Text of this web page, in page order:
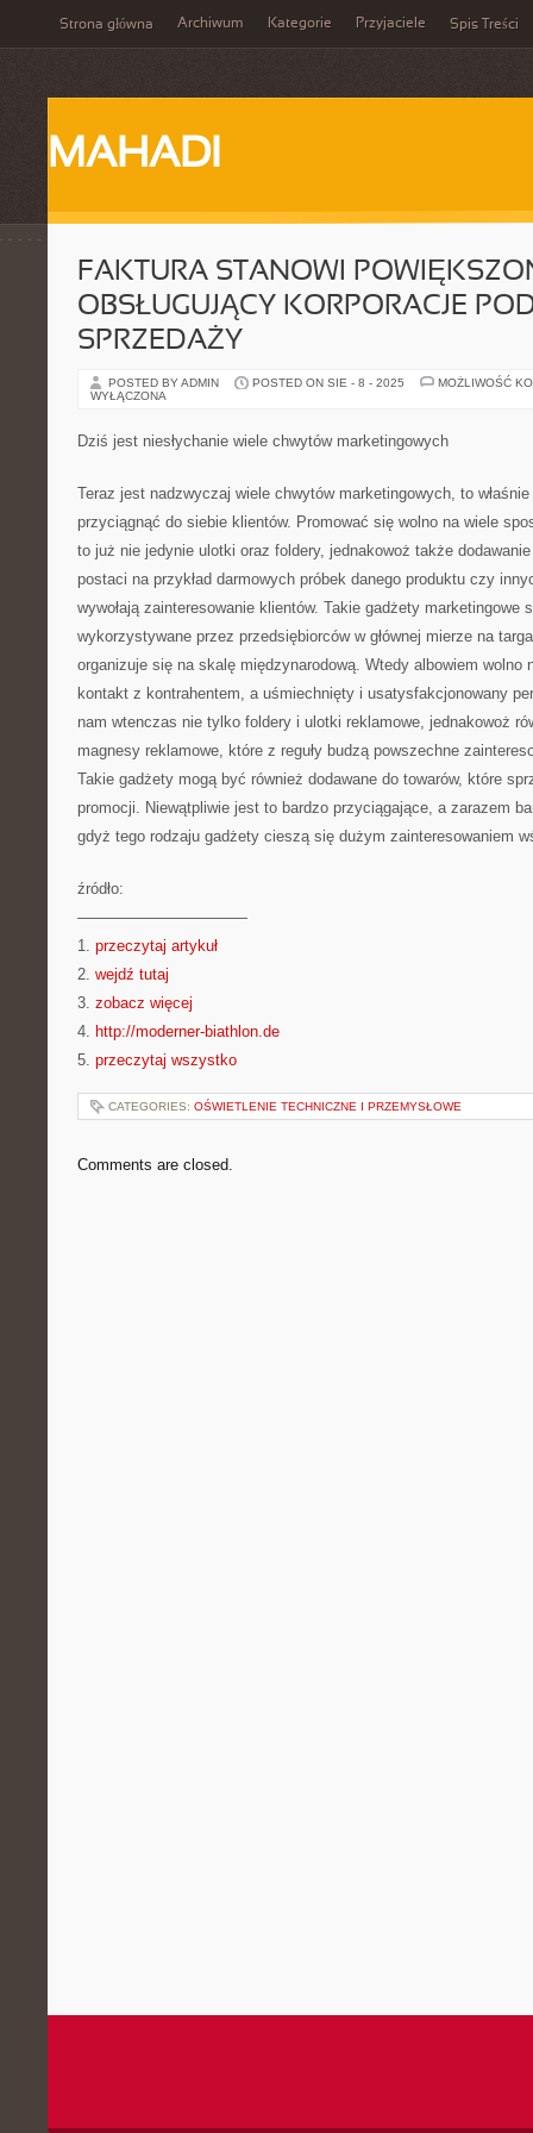
Strona główna Archiwum Kategorie Przyjaciele Spis Treści
MAHADI
FAKTURA STANOWI
OBSŁUGUJĄCY KORPORACJE
SPRZEDAŻY
POSTED BY ADMIN POSTED ON SIE - 8 - 2025
MOŻLIWOŚĆ
WYŁĄCZONA
Dziś jest niesłychanie wiele chwytów marketingowych
Teraz jest nadzwyczaj wiele chwytów marketingowych, to
przyciągnąć do siebie klientów. Promować się wolno na wiele
to już nie jedynie ulotki oraz foldery, jednakowoż także
postaci na przykład darmowych próbek danego produktu czy
wywołają zainteresowanie klientów. Takie gadżety marketingowe
wykorzystywane przez przedsiębiorców w głównej mierze na
organizuje się na skalę międzynarodową. Wtedy albowiem wolno
kontakt z kontrahentem, a uśmiechnięty i usatysfakcjonowany
nam wtenczas nie tylko foldery i ulotki reklamowe, jednakowoż
magnesy reklamowe, które z reguły budzą powszechne
Takie gadżety mogą być również dodawane do towarów, które
promocji. Niewątpliwie jest to bardzo przyciągające, a zarazem
gdyż tego rodzaju gadżety cieszą się dużym zainteresowaniem
źródło:
———————————
1. przeczytaj artykuł
2. wejdź tutaj
3. zobacz więcej
4. http://moderner-biathlon.de
5. przeczytaj wszystko
CATEGORIES: OŚWIETLENIE TECHNICZNE I PRZEMYSŁOWE
Comments are closed.